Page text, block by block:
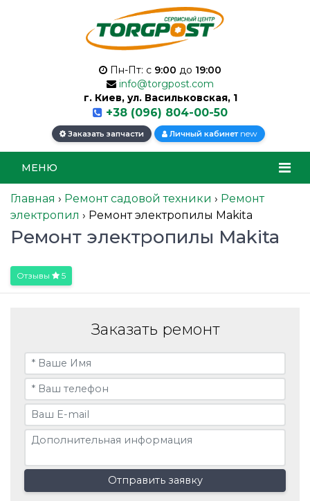
Пн-Пт: с 9:00 до 19:00
info@torgpost.com
г. Киев, ул. Васильковская, 1
+38 (096) 804-00-50
Заказать запчасти Личный кабинет new
МЕНЮ
Главная › Ремонт садовой техники › Ремонт
электропил › Ремонт электропилы Makita
Ремонт электропилы Makita
Отзывы 5
Заказать ремонт
Отправить заявку